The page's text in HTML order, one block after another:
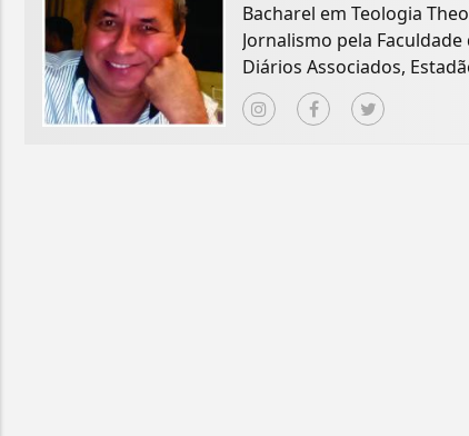
Bacharel em Teologia
Jornalismo pela
Diários Associados,
Hyogo-Japão